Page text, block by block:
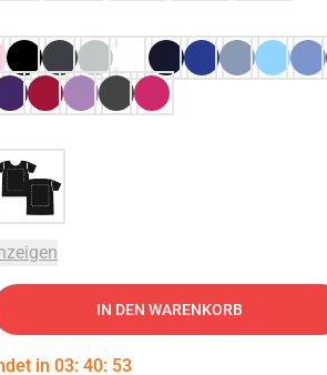
IN DEN WARENKORB
in 03: 40: 52